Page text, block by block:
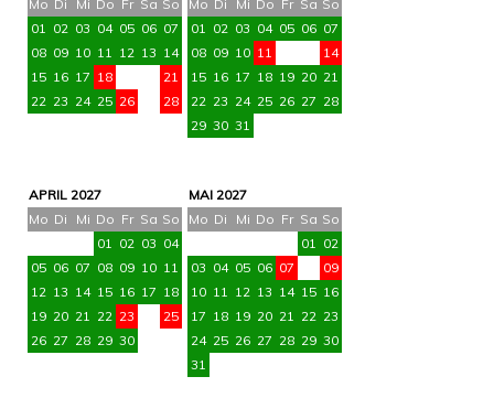
Mo Di Mi Do Fr Sa So
01 02 03 04 05 06 07
08 09 10 11 12 13 14
15 16 17 18
21
22 23 24 25 26 28
Mo Di Mi Do Fr Sa So
01 02 03 04 05 06 07
08 09 10 11
14
15 16 17 18 19 20 21
22 23 24 25 26 27 28
29 30 31
APRIL 2027
Mo Di Mi Do Fr Sa So
01 02 03 04
05 06 07 08 09 10 11
12 13 14 15 16 17 18
19 20 21 22 23
25
26 27 28 29 30
MAI 2027
Mo Di Mi Do Fr Sa So
01 02
03 04 05 06 07
09
10 11 12 13 14 15 16
17 18 19 20 21 22 23
24 25 26 27 28 29 30
31